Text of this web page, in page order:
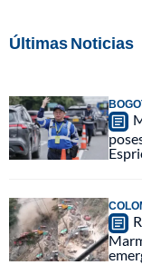
Últimas Noticias